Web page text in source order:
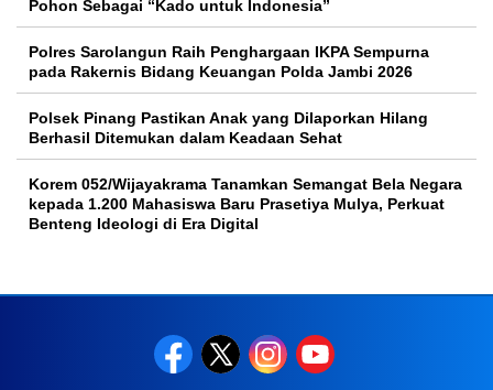
Pohon Sebagai “Kado untuk Indonesia”
Polres Sarolangun Raih Penghargaan IKPA Sempurna
pada Rakernis Bidang Keuangan Polda Jambi 2026
Polsek Pinang Pastikan Anak yang Dilaporkan Hilang
Berhasil Ditemukan dalam Keadaan Sehat
Korem 052/Wijayakrama Tanamkan Semangat Bela Negara
kepada 1.200 Mahasiswa Baru Prasetiya Mulya, Perkuat
Benteng Ideologi di Era Digital